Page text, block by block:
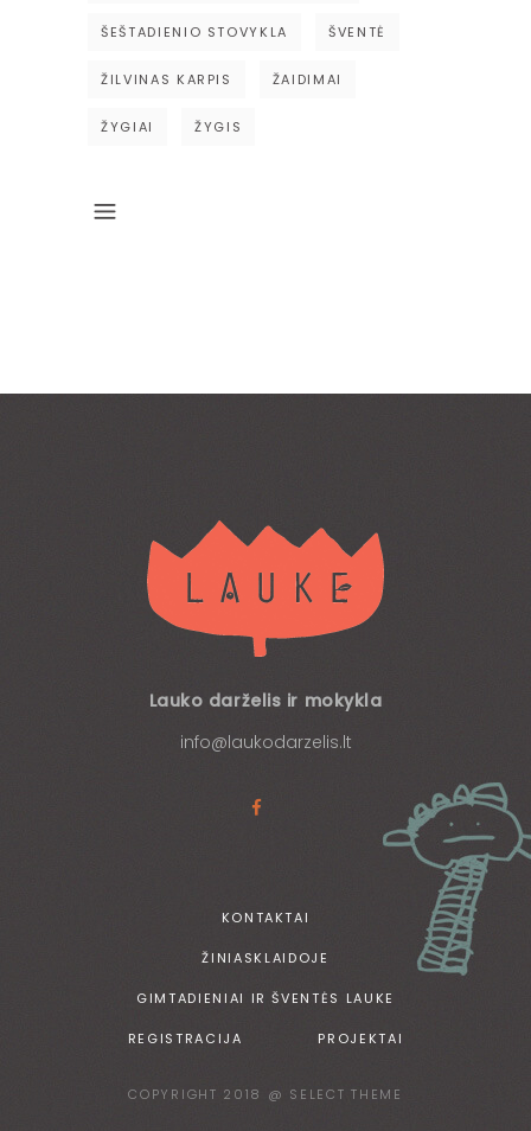
ŠEŠTADIENIO STOVYKLA ŠVENTĖ
ŽILVINAS KARPIS ŽAIDIMAI
ŽYGIAI ŽYGIS
Lauko darželis ir mokykla
info@laukodarzelis.lt
KONTAKTAI
ŽINIASKLAIDOJE
GIMTADIENIAI IR ŠVENTĖS LAUKE
REGISTRACIJA PROJEKTAI
COPYRIGHT 2018 @ SELECT THEME